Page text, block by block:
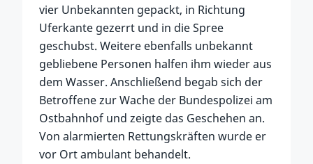
vier Unbekannten gepackt, in Richtung
Uferkante gezerrt und in die Spree
geschubst. Weitere ebenfalls unbekannt
gebliebene Personen halfen ihm wieder aus
dem Wasser. Anschließend begab sich der
Betroffene zur Wache der Bundespolizei am
Ostbahnhof und zeigte das Geschehen an.
Von alarmierten Rettungskräften wurde er
vor Ort ambulant behandelt.